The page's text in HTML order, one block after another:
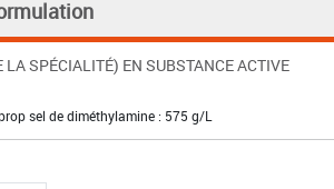
SPÉCIALITÉ) EN SUBSTANCE ACTIVE
sel de diméthylamine : 575 g/L